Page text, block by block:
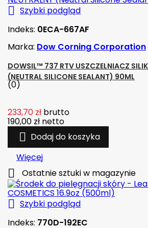
 Szybki podgląd
Indeks: 0ECA-667AF
Marka: Dow Corning Corporation
DOWSIL™ 737 RTV USZCZELNIACZ
(NEUTRAL SILICONE SEALANT) 90ML
(0)
233,70 zł brutto
190,00 zł netto
 Dodaj do koszyka
Więcej
 Ostatnie sztuki w magazynie
 Szybki podgląd
Indeks: 770D-192EC